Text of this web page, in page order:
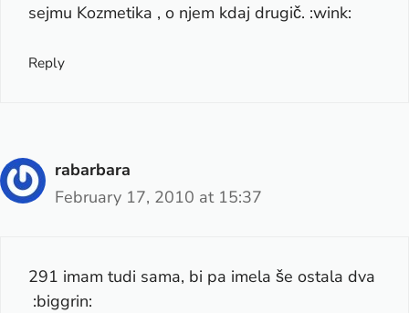
sejmu Kozmetika , o njem kdaj drugič. :wink:
Reply
rabarbara
February 17, 2010 at 15:37
291 imam tudi sama, bi pa imela še ostala dva
:biggrin: